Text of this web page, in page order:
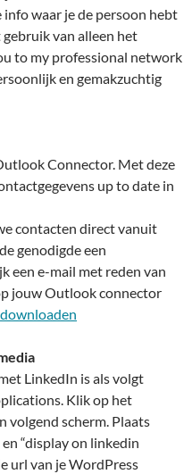
waar je de persoon hebt
van alleen het
to my professional network
en gemakzuchtig
Connector. Met deze
up to date in
contacten direct vanuit
genodigde een
een e-mail met reden van
jouw Outlook connector
downloaden
LinkedIn is als volgt
Klik op het
volgend scherm. Plaats
“display on linkedin
url van je WordPress